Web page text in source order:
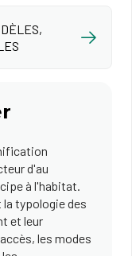
d'au
à l'habitat.
typologie des
et leur
les modes